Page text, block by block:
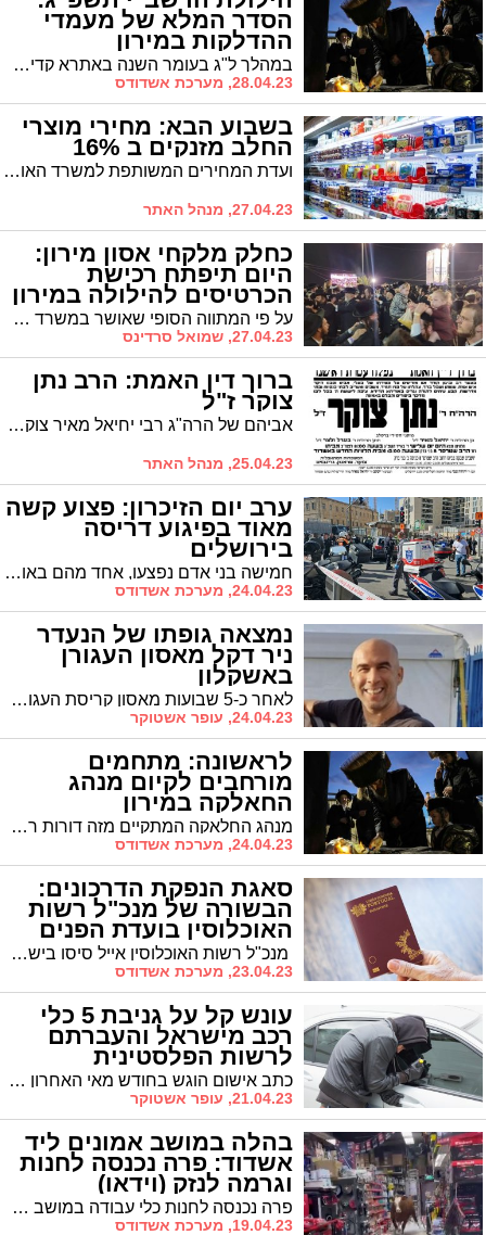
הסדר המלא של מעמדי
ההדלקות במירון
במהלך ל"ג בעומר השנה באתרא קדישא מירון, יערכו אדמו"רים ורבנים 30 מעמדי הדלקה לכבוד רשב"י # ההדלקה היחידה על גג הציון: של האדמו"ר מבאיאן # חידוש השנה: עשרות מעמדי הדלקה במתחם ההילולא המורחב # כל הפרטים על השינויים המשמעותיים בשטח
28.04.23, מערכת אשדודס
בשבוע הבא: מחירי מוצרי
החלב מזנקים ב 16%
ועדת המחירים המשותפת למשרד האוצר ומשרד החקלאות מעדכנת את מחירי מוצרי החלב שבפיקוח, שיעלו ב-16%. ההתייקרות תיכנס לתוקף ב-1 במאי.
27.04.23, מנהל האתר
כחלק מלקחי אסון מירון:
היום תיפתח רכישת
הכרטיסים להילולה במירון
על פי המתווה הסופי שאושר במשרד התחבורה, ההגעה להילולה תיעשה אך ורק ברכישת כרטיס מראש לאוטובוס או לשאטל. כל הפרטים בפנים
27.04.23, שמואל סרדינס
ברוך דין האמת: הרב נתן
צוקר ז"ל
אביהם של הרה"ג רבי יחיאל מאיר צוקר שליט"א, מנהל 'הסמינר החדש' ומראשי קהילת 'בני פנחס' והרה"ח ר' יעקב צוקר. הלוויה היום בשעה 13:00 בעיר
25.04.23, מנהל האתר
ערב יום הזיכרון: פצוע קשה
מאוד בפיגוע דריסה
בירושלים
חמישה בני אדם נפצעו, אחד מהם באורח קשה מאוד, באירוע דריסה סמוך לשוק מחנה יהודה בירושלים
24.04.23, מערכת אשדודס
נמצאה גופתו של הנעדר
ניר דקל מאסון העגורן
באשקלון
לאחר כ-5 שבועות מאסון קריסת העגורן בתחנת הכח רוטנברג באשקלון אותרה גופת הנעדר האחרון בעומק הים
24.04.23, עופר אשטוקר
לראשונה: מתחמים
מורחבים לקיום מנהג
החאלקה במירון
מנהג החלאקה המתקיים מזה דורות רבים בהילולת הרשב"י יתקיים בל"ג בעומר השנה במספר מוקדים.
24.04.23, מערכת אשדודס
סאגת הנפקת הדרכונים:
הבשורה של מנכ"ל רשות
האוכלוסין בועדת הפנים
מנכ"ל רשות האוכלוסין אייל סיסו בישר בוועדת הפנים כי יוקמו לשכות חדשות להנפקת דרכונים בלבד, הראשונה בבני ברק באמצע החודש הבא * "נקים לשכות להנפקת דרכונים בלבד, היעד שלנו – זמן המתנה של חודש לתור"
23.04.23, מערכת אשדודס
עונש קל על גניבת 5 כלי
רכב מישראל והעברתם
לרשות הפלסטינית
כתב אישום הוגש בחודש מאי האחרון נגד כנופיית גנבי רכב, שפעלה ברחבי הארץ וגם באזורינו וגנבה, על פי האישום, חמישה רכבים אותם העבירו לתחומי הרשות הפלסטינית. השבוע נגזר דינו של אחד הנאשמים, שהודה במסגרת הסדר טיעון
21.04.23, עופר אשטוקר
בהלה במושב אמונים ליד
אשדוד: פרה נכנסה לחנות
וגרמה לנזק (וידאו)
פרה נכנסה לחנות כלי עבודה במושב אמונים, גרמה אמנם רק לנזק קל אך לבהלה גדולה.
19.04.23, מערכת אשדודס